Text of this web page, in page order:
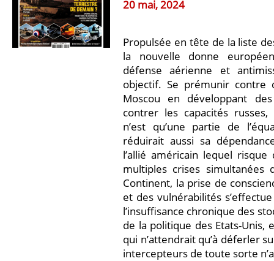
20 mai, 2024
Propulsée en tête de la liste
la nouvelle donne
défense aérienne et
objectif. Se prémunir contre
Moscou en développant
contrer les capacités
n’est qu’une partie de
réduirait aussi sa
l’allié américain lequel
multiples crises simultanées
Continent, la prise de
et des vulnérabilités
l’insuffisance chronique des
de la politique des Etats-Unis,
qui n’attendrait qu’à déferler
intercepteurs de toute sorte